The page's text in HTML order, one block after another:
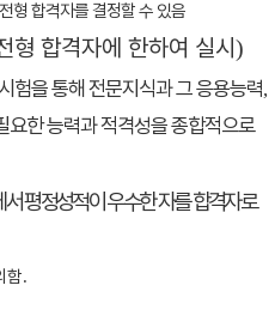
형 합격자를 결정할 수 있음
형 합격자에 한하여 실시 )
험을 통해 전문지식과 그 응용능력,
요한 능력과 적격성을 종합적으로
평정성적이 우수한 자를 합격자로
함.